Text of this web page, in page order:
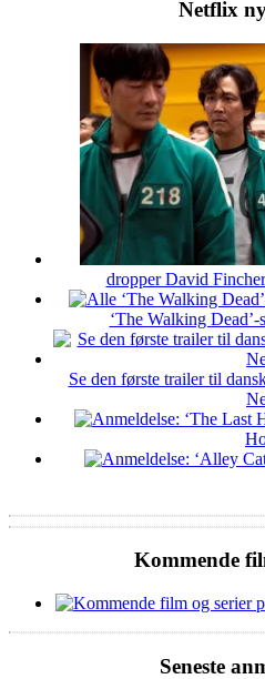
Netflix
dropper David
‘The Walking
Se den første trailer til
Kommende
Seneste